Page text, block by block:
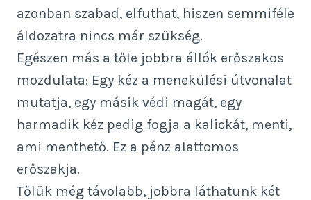
azonban szabad, elfuthat, hiszen semmiféle
áldozatra nincs már szükség.
Egészen más a tőle jobbra állók erőszakos
mozdulata: Egy kéz a menekülési útvonalat
mutatja, egy másik védi magát, egy
harmadik kéz pedig fogja a kalickát, menti,
ami menthető. Ez a pénz alattomos
erőszakja.
Tőlük még távolabb, jobbra láthatunk két